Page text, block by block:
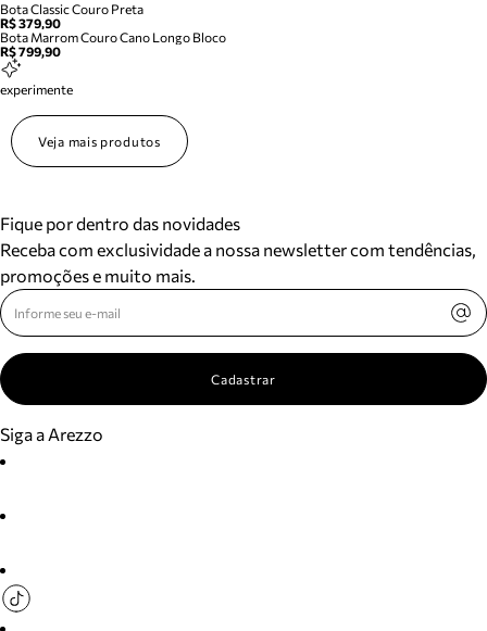
Bota Classic Couro Preta
R$ 379,90
Bota Marrom Couro Cano Longo Bloco
R$ 799,90
experimente
Veja mais produtos
Fique por dentro das novidades
Receba com exclusividade a nossa newsletter com tendências,
promoções e muito mais.
Cadastrar
Siga a Arezzo